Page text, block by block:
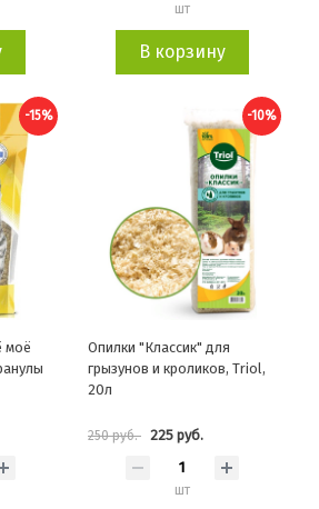
шт
В корзину
-15%
моё
-10%
Опилки "Классик" для
грызунов и кроликов, Triol,
20л
250 руб. 225 руб.
шт